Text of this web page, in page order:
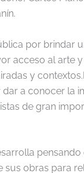
por
acceso al arte
y
a conocer la
de gran
obras para